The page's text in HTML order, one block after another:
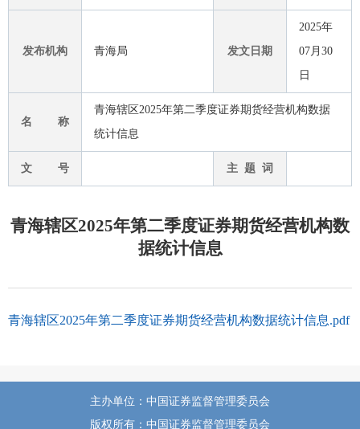
发布机构 青海局 发文日期
2025年
07月30
日
名 称
青海辖区2025年第二季度证券期货经营机构数据
统计信息
文 号 主 题 词
青海辖区2025年第二季度证券期货经营机构数
据统计信息
青海辖区2025年第二季度证券期货经营机构数据统计信息.pdf
主办单位：中国证券监督管理委员会
版权所有：中国证券监督管理委员会